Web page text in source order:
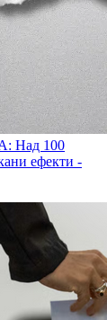
Над 100
ефекти -